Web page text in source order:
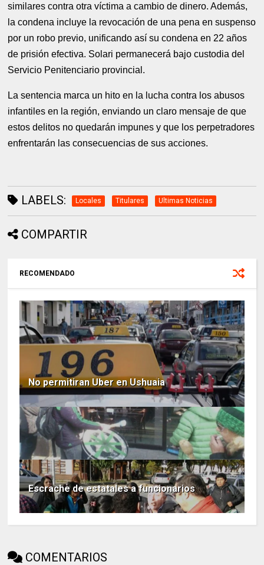
similares contra otra víctima a cambio de dinero. Además,
la condena incluye la revocación de una pena en suspenso
por un robo previo, unificando así su condena en 22 años
de prisión efectiva. Solari permanecerá bajo custodia del
Servicio Penitenciario provincial.
La sentencia marca un hito en la lucha contra los abusos
infantiles en la región, enviando un claro mensaje de que
estos delitos no quedarán impunes y que los perpetradores
enfrentarán las consecuencias de sus acciones.
LABELS: Locales Titulares Ultimas Noticias
COMPARTIR
RECOMENDADO
No permitiran Uber en Ushuaia
Escrache de estatales a funcionarios
COMENTARIOS